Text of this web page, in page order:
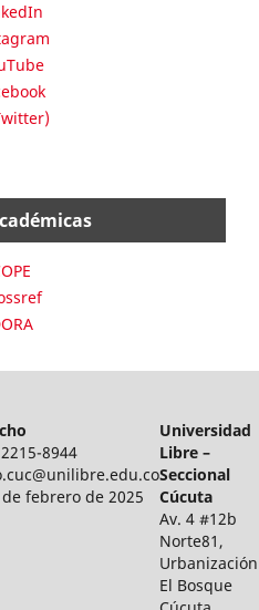
8944
febrero de 2025
Universidad
Libre –
Seccional
Cúcuta
Av. 4 #12b
Norte81,
Urbanización
El Bosque